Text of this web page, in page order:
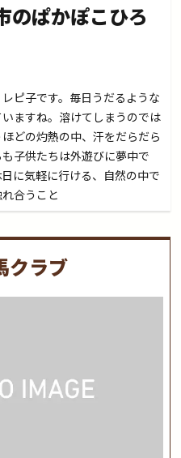
のぱかぽこひろ
ピ子です。毎日うだるような
ますね。溶けてしまうのでは
どの灼熱の中、汗をだらだら
子供たちは外遊びに夢中で
に気軽に行ける、自然の中で
合うこと
クラブ